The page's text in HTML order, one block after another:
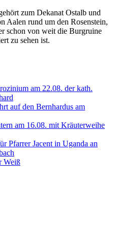
zum Dekanat Ostalb und
Aalen rund um den Rosenstein,
schon von weit die Burgruine
zu sehen ist.
am 22.08. der kath.
auf den Bernhardus am
am 16.08. mit Kräuterweihe
Pfarrer Jacent in Uganda an
Weiß